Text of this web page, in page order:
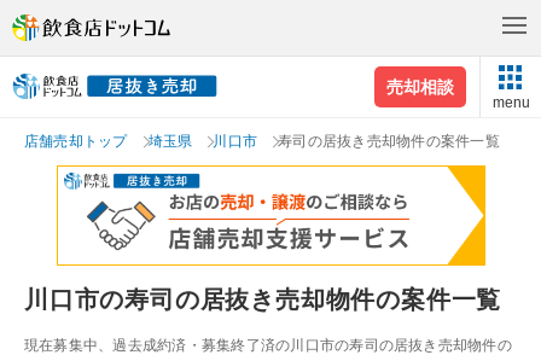
売却相談
menu
店舗売却トップ 埼玉県 川口市 寿司の居抜き売却物件の案件一覧
川口市の寿司の居抜き売却物件の案件一覧
現在募集中、過去成約済・募集終了済の川口市の寿司の居抜き売却物件の